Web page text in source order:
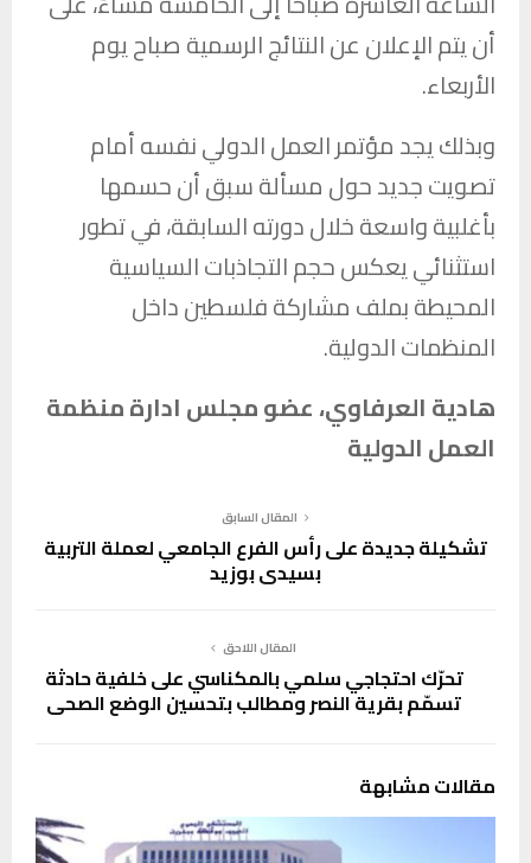
أن يتم الإعلان عن النتائج الرسمية صباح يوم
الأربعاء.
وبذلك يجد مؤتمر العمل الدولي نفسه أمام
تصويت جديد حول مسألة سبق أن حسمها
بأغلبية واسعة خلال دورته السابقة، في تطور
استثنائي يعكس حجم التجاذبات السياسية
المحيطة بملف مشاركة فلسطين داخل
المنظمات الدولية.
هادية العرفاوي، عضو مجلس ادارة منظمة
العمل الدولية
المقال السابق
تشكيلة جديدة على رأس الفرع الجامعي لعملة التربية
بسيدي بوزيد
المقال اللاحق
تحرّك احتجاجي سلمي بالمكناسي على خلفية حادثة
تسمّم بقرية النصر ومطالب بتحسين الوضع الصحي
مقالات مشابهة